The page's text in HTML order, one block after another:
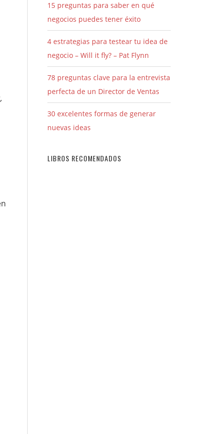
15 preguntas para saber en qué
negocios puedes tener éxito
4 estrategias para testear tu idea de
negocio – Will it fly? – Pat Flynn
78 preguntas clave para la entrevista
perfecta de un Director de Ventas
30 excelentes formas de generar
nuevas ideas
LIBROS RECOMENDADOS